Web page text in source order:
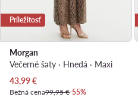
Príležitosť
Morgan
Večerné šaty · Hnedá · Maxi
Aktuálna cena
43,99€
Bežná cena99,95 €-55%